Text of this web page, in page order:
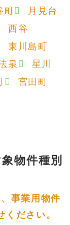
町
月見台
西谷
東川島町
泉
星川
宮田町
物件種別
事業用物件
ださい。